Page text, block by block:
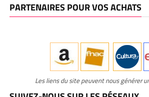
PARTENAIRES POUR VOS ACHATS
Les liens du site peuvent nous générer